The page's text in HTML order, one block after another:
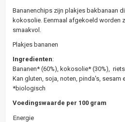
Bananenchips zijn plakjes bakbanaan
kokosolie. Eenmaal afgekoeld worden
smaakvol.
Plakjes bananen
Ingredienten:
Bananen* (60%), kokosolie* (30%),
Kan gluten, soja, noten, pinda's, sesam
*biologisch
Voedingswaarde per 100 gram
Energie